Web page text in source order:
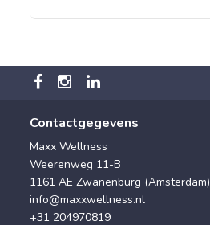
Contactgegevens
Maxx Wellness
Weerenweg 11-B
1161 AE Zwanenburg (Amsterdam)
info@maxxwellness.nl
+31 204970819